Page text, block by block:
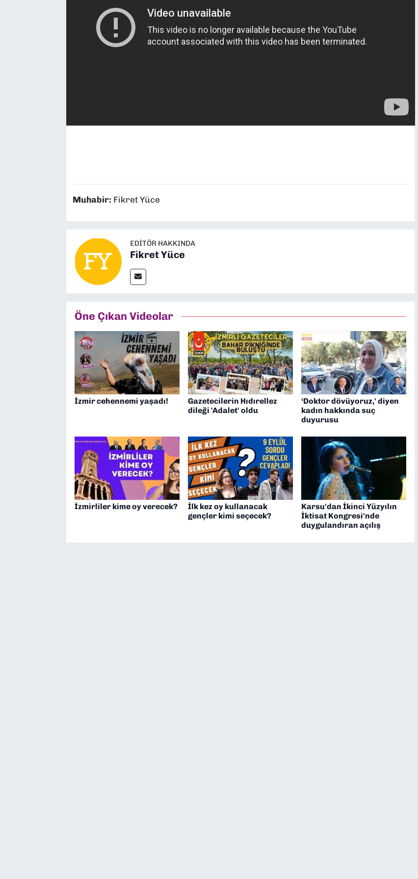
Muhabir: Fikret Yüce
EDITÖR HAKKINDA
Fikret Yüce
Öne Çıkan Videolar
İzmir cehennemi yaşadı!
Gazetecilerin Hıdırellez
dileği 'Adalet' oldu
‘Doktor dövüyoruz,' diyen
kadın hakkında suç
duyurusu
İzmirliler kime oy verecek?
İlk kez oy kullanacak
gençler kimi seçecek?
Karsu'dan İkinci Yüzyılın
İktisat Kongresi'nde
duygulandıran açılış